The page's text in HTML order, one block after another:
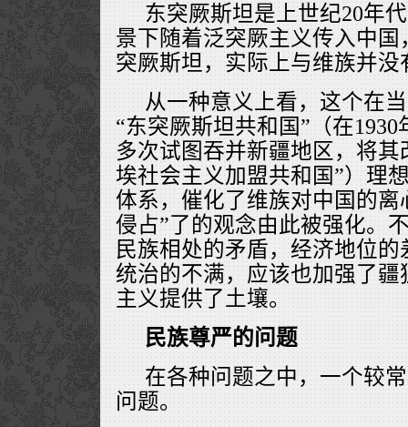
东突厥斯坦是上世纪20年
景下随着泛突厥主义传入中
突厥斯坦，实际上与维族并没
从一种意义上看，这个在
“东突厥斯坦共和国”（在
多次试图吞并新疆地区，将
埃社会主义加盟共和国”）理
体系，催化了维族对中国的离
侵占”了的观念由此被强化。
民族相处的矛盾，经济地位
统治的不满，应该也加强了
主义提供了土壤。
民族尊严的问题
在各种问题之中，一个较
问题。